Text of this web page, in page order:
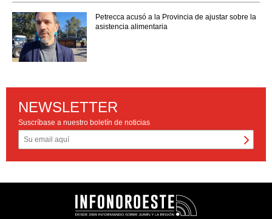
Petrecca acusó a la Provincia de ajustar sobre la
asistencia alimentaria
NEWSLETTER
Suscríbase a nuestro boletín de noticias